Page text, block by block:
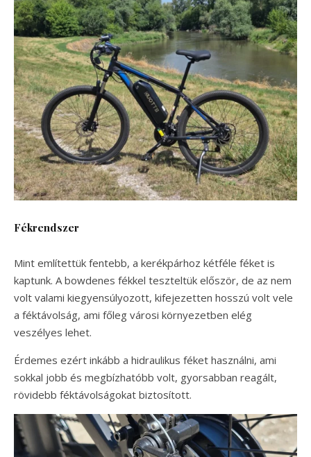
Fékrendszer
Mint említettük fentebb, a kerékpárhoz kétféle féket is
kaptunk. A bowdenes fékkel teszteltük először, de az nem
volt valami kiegyensúlyozott, kifejezetten hosszú volt vele
a féktávolság, ami főleg városi környezetben elég
veszélyes lehet.
Érdemes ezért inkább a hidraulikus féket használni, ami
sokkal jobb és megbízhatóbb volt, gyorsabban reagált,
rövidebb féktávolságokat biztosított.